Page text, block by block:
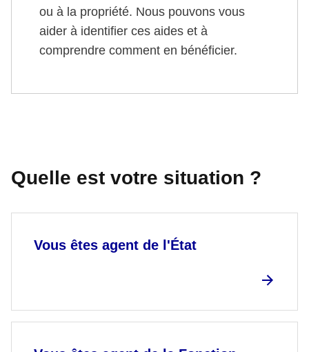
ou à la propriété. Nous pouvons vous
aider à identifier ces aides et à
comprendre comment en bénéficier.
Quelle est votre situation ?
Vous êtes agent de l'État